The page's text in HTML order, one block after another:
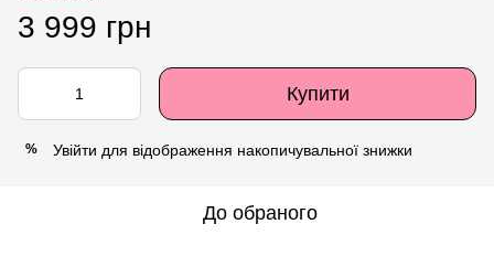
3 999 грн
Купити
% Увійти для відображення накопичувальної знижки
До обраного